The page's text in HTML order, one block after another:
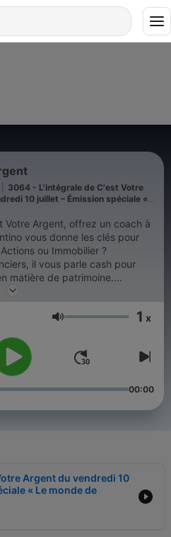
3064 - L'intégrale de C'est Votre
10 juillet – Émission spéciale «
Votre Argent, offrez un coach à
vous donne les clés pour
ou Immobilier ?
il vous parle cash pour
matière de patrimoine.
depuis dix ans, auteur de
l’émission tous les
Volume 1 x
00:00
Argent du vendredi 10
« Le monde de